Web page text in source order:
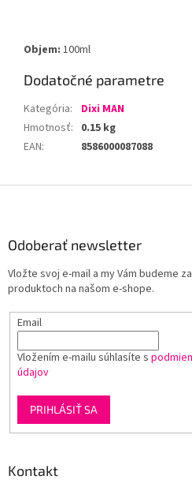
Objem: 100ml
Dodatočné parametre
Kategória:
Dixi MAN
Hmotnosť: 0.15 kg
EAN: 8586000087088
Odoberať newsletter
Vložte svoj e-mail a my Vám budeme
produktoch na našom e-shope.
Email
Vložením e-mailu súhlasíte s
údajov
PRIHLÁSIŤ SA
Kontakt